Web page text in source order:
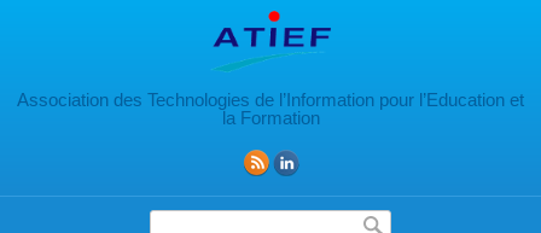
Association des Technologies de l’Information pour l’Education et
la Formation
Formulaire de recherche